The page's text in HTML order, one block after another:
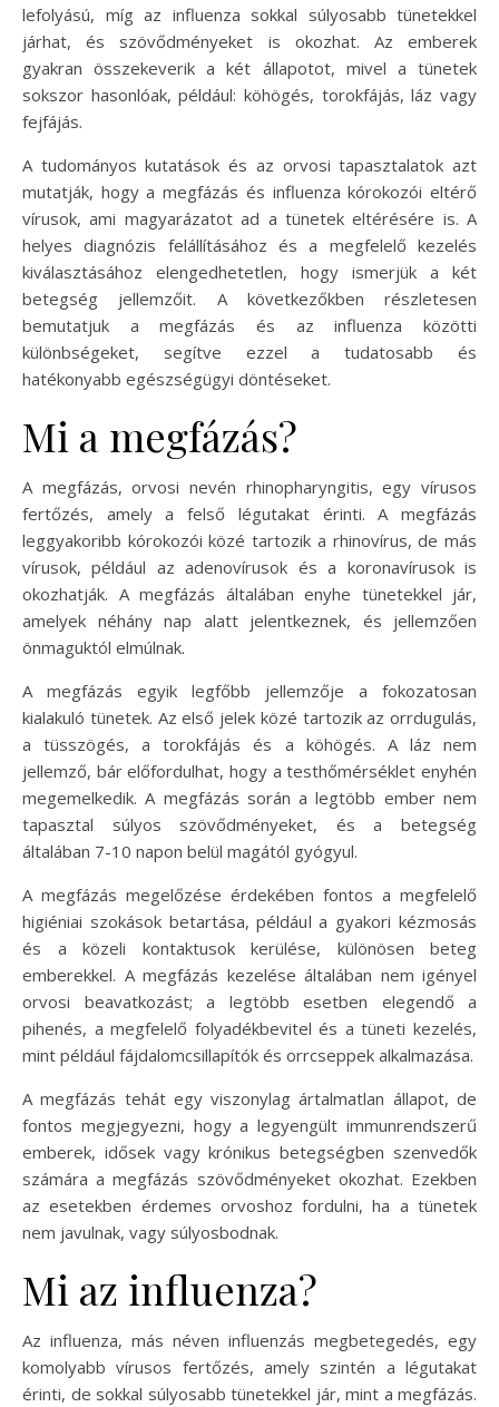
lefolyású, míg az influenza sokkal súlyosabb tünetekkel
járhat, és szövődményeket is okozhat. Az emberek
gyakran összekeverik a két állapotot, mivel a tünetek
sokszor hasonlóak, például: köhögés, torokfájás, láz vagy
fejfájás.
A tudományos kutatások és az orvosi tapasztalatok azt
mutatják, hogy a megfázás és influenza kórokozói eltérő
vírusok, ami magyarázatot ad a tünetek eltérésére is. A
helyes diagnózis felállításához és a megfelelő kezelés
kiválasztásához elengedhetetlen, hogy ismerjük a két
betegség jellemzőit. A következőkben részletesen
bemutatjuk a megfázás és az influenza közötti
különbségeket, segítve ezzel a tudatosabb és
hatékonyabb egészségügyi döntéseket.
Mi a megfázás?
A megfázás, orvosi nevén rhinopharyngitis, egy vírusos
fertőzés, amely a felső légutakat érinti. A megfázás
leggyakoribb kórokozói közé tartozik a rhinovírus, de más
vírusok, például az adenovírusok és a koronavírusok is
okozhatják. A megfázás általában enyhe tünetekkel jár,
amelyek néhány nap alatt jelentkeznek, és jellemzően
önmaguktól elmúlnak.
A megfázás egyik legfőbb jellemzője a fokozatosan
kialakuló tünetek. Az első jelek közé tartozik az orrdugulás,
a tüsszögés, a torokfájás és a köhögés. A láz nem
jellemző, bár előfordulhat, hogy a testhőmérséklet enyhén
megemelkedik. A megfázás során a legtöbb ember nem
tapasztal súlyos szövődményeket, és a betegség
általában 7-10 napon belül magától gyógyul.
A megfázás megelőzése érdekében fontos a megfelelő
higiéniai szokások betartása, például a gyakori kézmosás
és a közeli kontaktusok kerülése, különösen beteg
emberekkel. A megfázás kezelése általában nem igényel
orvosi beavatkozást; a legtöbb esetben elegendő a
pihenés, a megfelelő folyadékbevitel és a tüneti kezelés,
mint például fájdalomcsillapítók és orrcseppek alkalmazása.
A megfázás tehát egy viszonylag ártalmatlan állapot, de
fontos megjegyezni, hogy a legyengült immunrendszerű
emberek, idősek vagy krónikus betegségben szenvedők
számára a megfázás szövődményeket okozhat. Ezekben
az esetekben érdemes orvoshoz fordulni, ha a tünetek
nem javulnak, vagy súlyosbodnak.
Mi az influenza?
Az influenza, más néven influenzás megbetegedés, egy
komolyabb vírusos fertőzés, amely szintén a légutakat
érinti, de sokkal súlyosabb tünetekkel jár, mint a megfázás.